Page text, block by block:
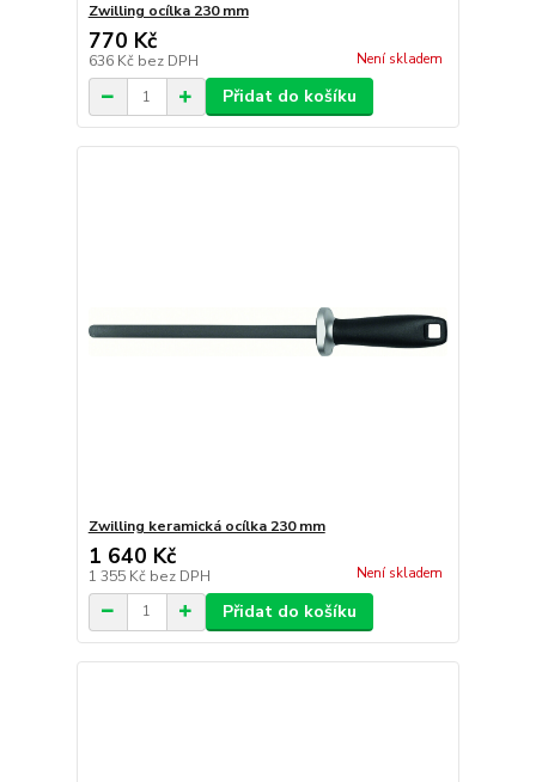
Zwilling ocílka 230 mm
770 Kč
636 Kč bez DPH Není skladem
Přidat do košíku
Zwilling keramická ocílka 230 mm
1 640 Kč
1 355 Kč bez DPH Není skladem
Přidat do košíku